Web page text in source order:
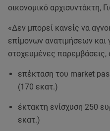
οικονομικό αρχισυντάκτη,
«Δεν μπορεί κανείς να
επίμονων ανατιμήσεων και
στοχευμένες
επέκταση του market
(170 εκατ.)
έκτακτη ενίσχυση 250
εκατ.)